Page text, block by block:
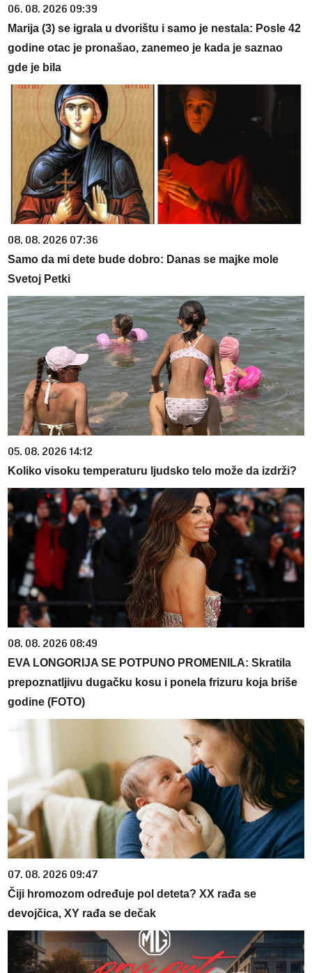
06. 08. 2026 09:39
Marija (3) se igrala u dvorištu i samo je nestala: Posle 42
godine otac je pronašao, zanemeo je kada je saznao
gde je bila
08. 08. 2026 07:36
Samo da mi dete bude dobro: Danas se majke mole
Svetoj Petki
05. 08. 2026 14:12
Koliko visoku temperaturu ljudsko telo može da izdrži?
08. 08. 2026 08:49
EVA LONGORIJA SE POTPUNO PROMENILA: Skratila
prepoznatljivu dugačku kosu i ponela frizuru koja briše
godine (FOTO)
07. 08. 2026 09:47
Čiji hromozom određuje pol deteta? XX rađa se
devojčica, XY rađa se dečak